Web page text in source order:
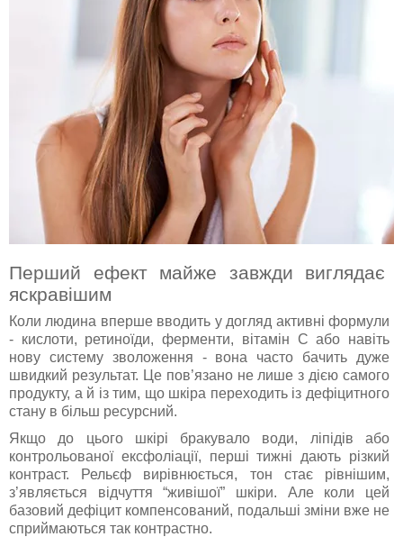
Перший ефект майже завжди виглядає
яскравішим
Коли людина вперше вводить у догляд активні формули
- кислоти, ретиноїди, ферменти, вітамін С або навіть
нову систему зволоження - вона часто бачить дуже
швидкий результат. Це пов’язано не лише з дією самого
продукту, а й із тим, що шкіра переходить із дефіцитного
стану в більш ресурсний.
Якщо до цього шкірі бракувало води, ліпідів або
контрольованої ексфоліації, перші тижні дають різкий
контраст. Рельєф вирівнюється, тон стає рівнішим,
з’являється відчуття “живішої” шкіри. Але коли цей
базовий дефіцит компенсований, подальші зміни вже не
сприймаються так контрастно.